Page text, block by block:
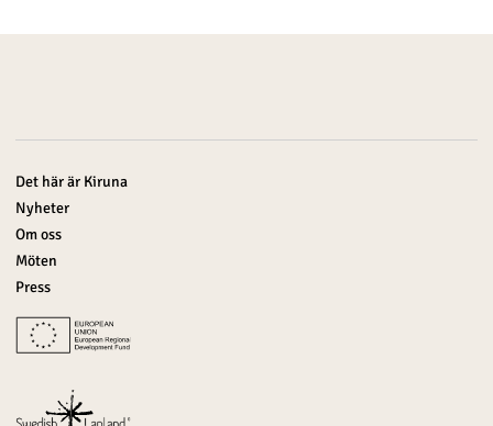
Det här är Kiruna
Nyheter
Om oss
Möten
Press